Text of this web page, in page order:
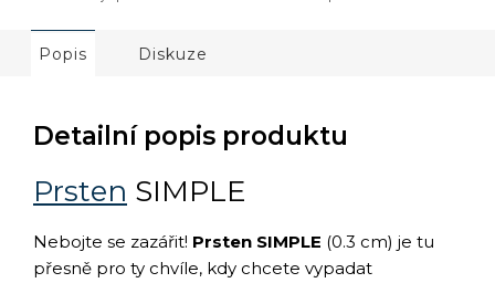
Popis Diskuze
Detailní popis produktu
Prsten SIMPLE
Nebojte se zazářit! Prsten SIMPLE (0.3 cm) je tu
přesně pro ty chvíle, kdy chcete vypadat